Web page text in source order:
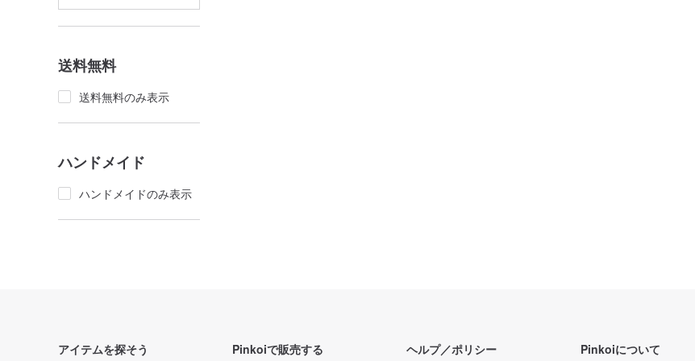
送料無料
送料無料のみ表示
ハンドメイド
ハンドメイドのみ表示
アイテムを探そう Pinkoiで販売する ヘルプ／ポリシー Pinkoiについて